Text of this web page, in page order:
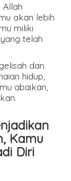
akan lebih
miliki
telah
dan
hidup,
abaikan,
Kamu
Diri